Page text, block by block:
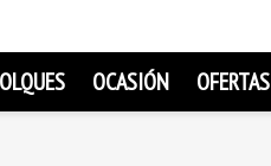
OCASIÓN OFERTAS